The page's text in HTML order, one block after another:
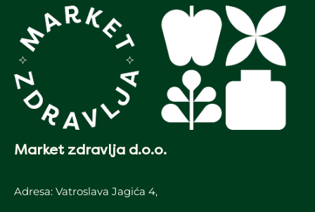
Market zdravlja d.o.o.
Adresa: Vatroslava Jagića 4,